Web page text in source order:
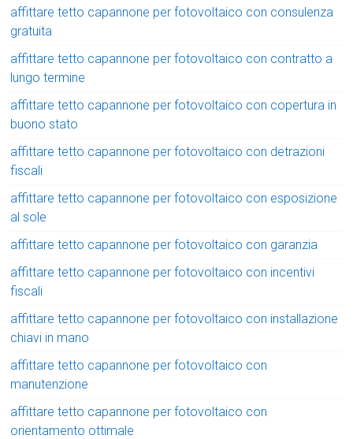
affittare tetto capannone per fotovoltaico con consulenza
gratuita
affittare tetto capannone per fotovoltaico con contratto a
lungo termine
affittare tetto capannone per fotovoltaico con copertura in
buono stato
affittare tetto capannone per fotovoltaico con detrazioni
fiscali
affittare tetto capannone per fotovoltaico con esposizione
al sole
affittare tetto capannone per fotovoltaico con garanzia
affittare tetto capannone per fotovoltaico con incentivi
fiscali
affittare tetto capannone per fotovoltaico con installazione
chiavi in mano
affittare tetto capannone per fotovoltaico con
manutenzione
affittare tetto capannone per fotovoltaico con
orientamento ottimale